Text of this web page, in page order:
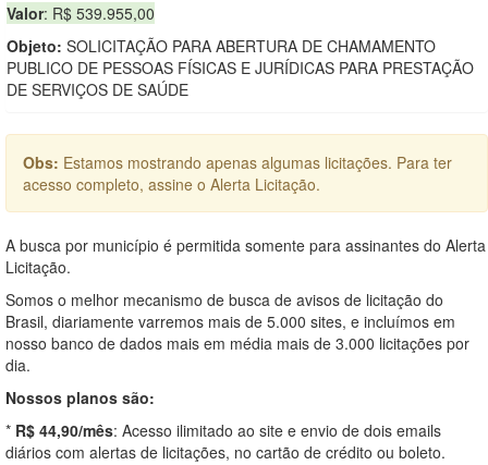
Valor: R$ 539.955,00
Objeto: SOLICITAÇÃO PARA ABERTURA DE CHAMAMENTO
PUBLICO DE PESSOAS FÍSICAS E JURÍDICAS PARA PRESTAÇÃO
DE SERVIÇOS DE SAÚDE
Obs: Estamos mostrando apenas algumas licitações. Para ter
acesso completo, assine o Alerta Licitação.
A busca por município é permitida somente para assinantes do Alerta
Licitação.
Somos o melhor mecanismo de busca de avisos de licitação do
Brasil, diariamente varremos mais de 5.000 sites, e incluímos em
nosso banco de dados mais em média mais de 3.000 licitações por
dia.
Nossos planos são:
* R$ 44,90/mês: Acesso ilimitado ao site e envio de dois emails
diários com alertas de licitações, no cartão de crédito ou boleto.